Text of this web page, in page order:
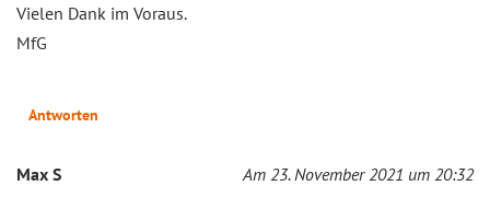
Vielen Dank im Voraus.
MfG
Antworten
Max S Am 23. November 2021 um 20:32